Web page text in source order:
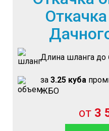
Длина шланга до
за 3.25 куба
ЖБО
от 3